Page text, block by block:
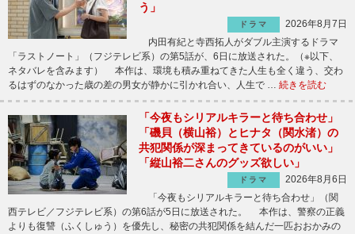
う」
ドラマ
2026年8月7日
内田有紀と寺西拓人がダブル主演するドラマ
「ラストノート」（フジテレビ系）の第5話が、6日に放送された。（※以下、
ネタバレを含みます） 本作は、環境も積み重ねてきた人生も全く違う、交わ
るはずのなかった歳の差の男女が静かに引かれ合い、人生で … 続きを読む
「今夜もシリアルキラーと待ち合わせ」
「磯貝（横山裕）とヒナタ（関水渚）の
共犯関係が深まってきているのがいい」
「縦山裕二さんのグッズ欲しい」
ドラマ
2026年8月6日
「今夜もシリアルキラーと待ち合わせ」（関
西テレビ／フジテレビ系）の第6話が5日に放送された。 本作は、警察の正義
よりも復讐（ふくしゅう）を優先し、秘密の共犯関係を結んだ一匹おおかみの